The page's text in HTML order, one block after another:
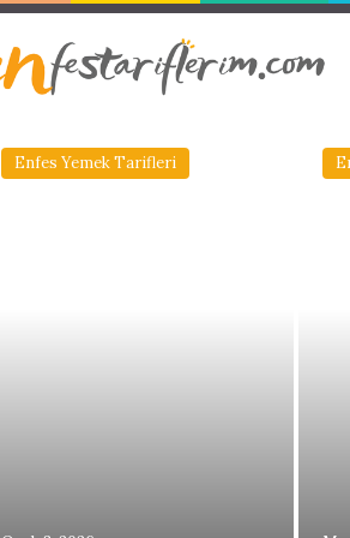
Enfes Yemek Tarifleri